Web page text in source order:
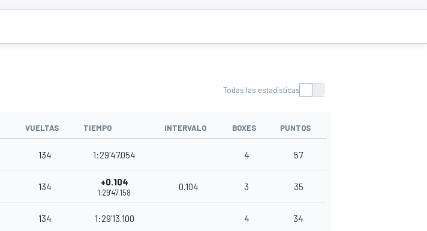
Todas las estadísticas
VUELTAS TIEMPO INTERVALO BOXES PUNTOS
134 1:29'47.054 4 57
134 +0.104
1:29'47.158
0.104 3 35
134 1:29'13.100 4 34